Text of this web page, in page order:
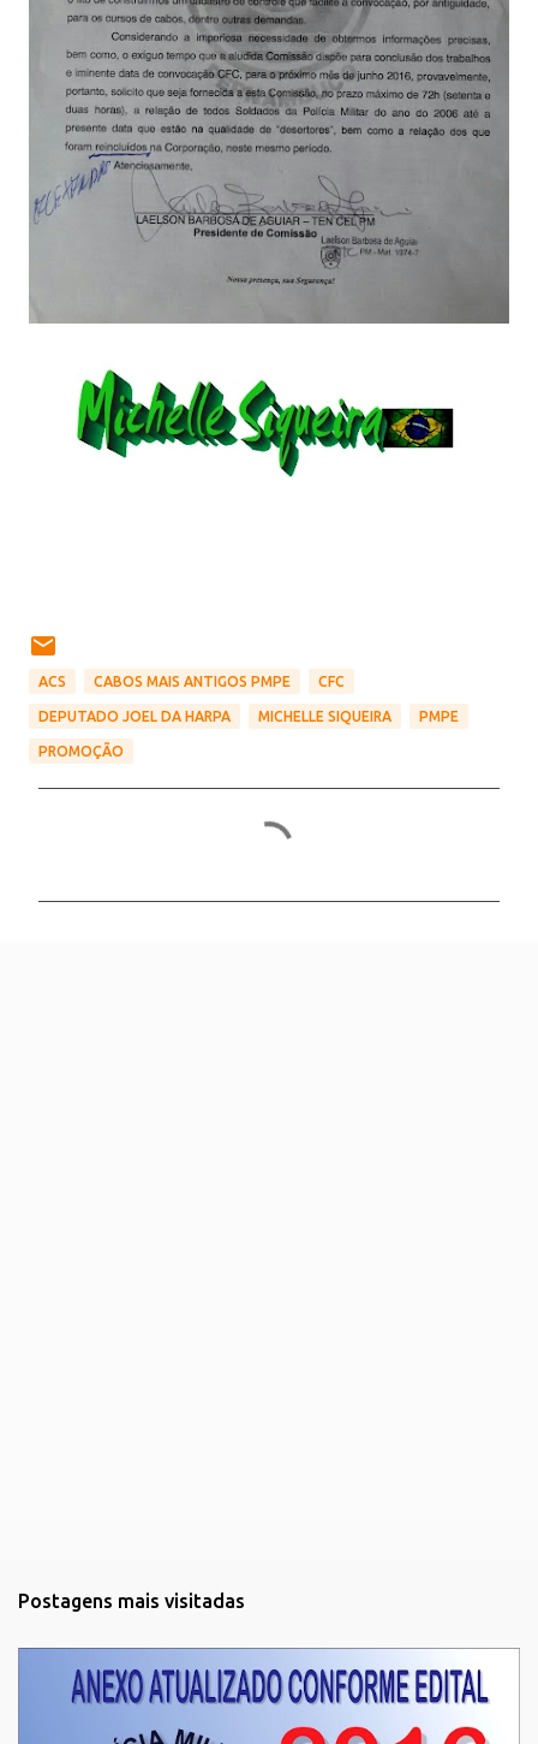
ACS CABOS MAIS ANTIGOS PMPE CFC
DEPUTADO JOEL DA HARPA MICHELLE SIQUEIRA PMPE
PROMOÇÃO
Postagens mais visitadas